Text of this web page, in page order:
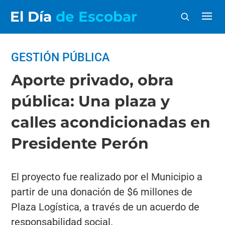
El Día de Escobar
GESTIÓN PÚBLICA
Aporte privado, obra
pública: Una plaza y
calles acondicionadas en
Presidente Perón
El proyecto fue realizado por el Municipio a
partir de una donación de $6 millones de
Plaza Logística, a través de un acuerdo de
responsabilidad social.